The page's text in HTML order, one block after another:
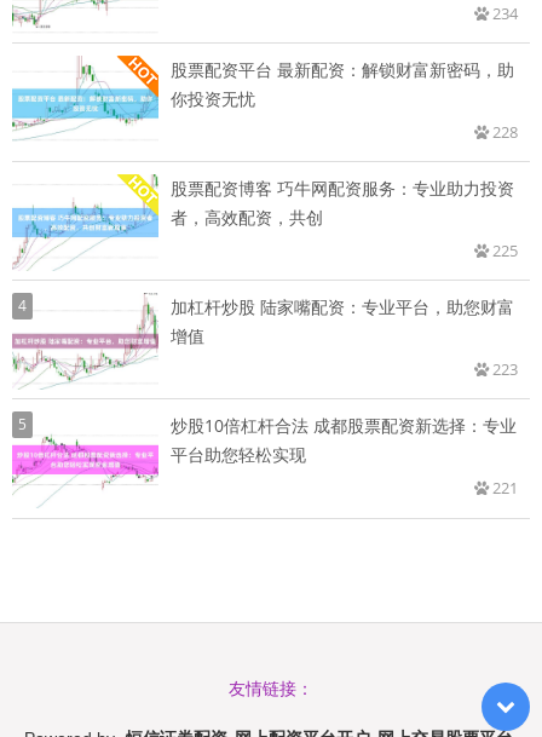
234
股票配资平台 最新配资：解锁财富新密码，助
你投资无忧
228
股票配资博客 巧牛网配资服务：专业助力投资
者，高效配资，共创
225
4
加杠杆炒股 陆家嘴配资：专业平台，助您财富
增值
223
5
炒股10倍杠杆合法 成都股票配资新选择：专业
平台助您轻松实现
221
友情链接：